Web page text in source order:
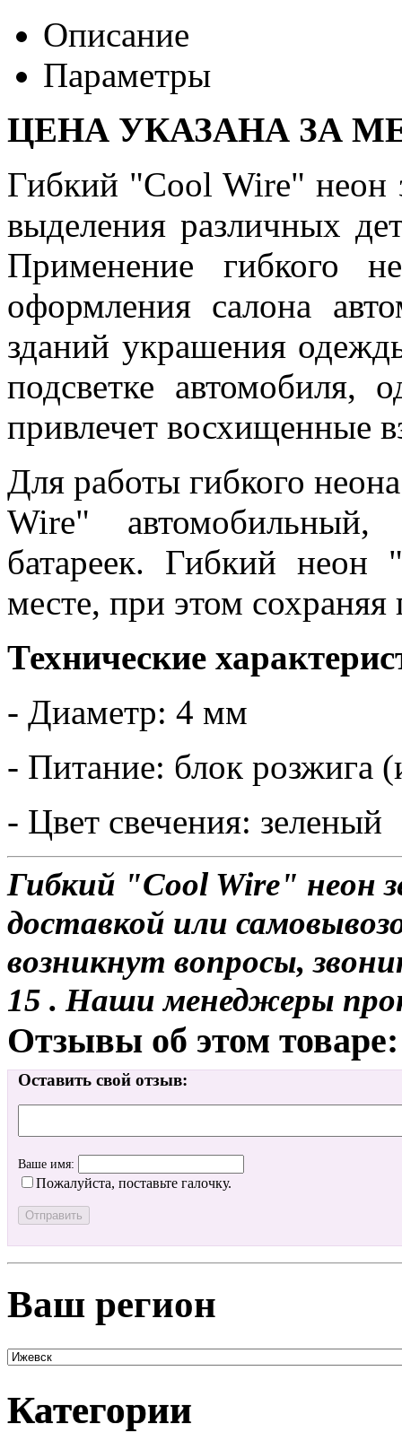
Описание
Параметры
ЦЕНА УКАЗАНА ЗА
Гибкий "Cool Wire" неон
выделения различных
Применение гибкого
оформления салона
зданий украшения
подсветке автомобиля,
привлечет восхищенные
Для работы гибкого
Wire"
батареек. Гибкий
месте, при этом
Технические
- Диаметр: 4 мм
- Питание: блок розжига
- Цвет свечения: зеленый
Гибкий "Cool Wire" неон
доставкой или
возникнут вопросы,
15 . Наши менеджеры
Отзывы об этом товаре:
Оставить свой отзыв:
Ваше имя:
Пожалуйста, поставьте галочку.
Ваш регион
Категории